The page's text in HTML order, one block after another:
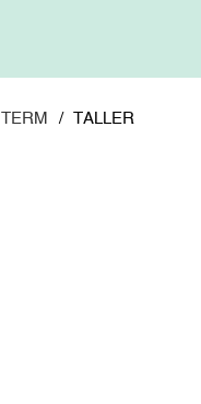
TERM TALLER